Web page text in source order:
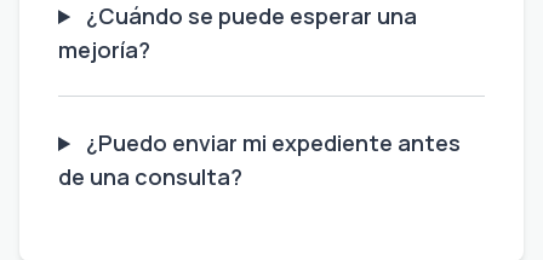
¿Cuándo se puede esperar una
mejoría?
¿Puedo enviar mi expediente antes
de una consulta?